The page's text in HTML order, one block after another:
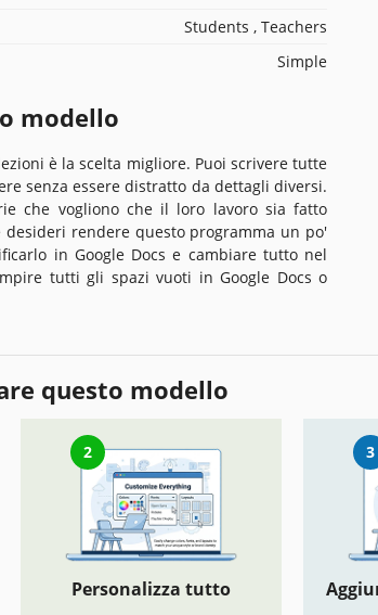
Students , Teachers
Simple
modello
è la scelta migliore. Puoi scrivere tutte
senza essere distratto da dettagli diversi.
che vogliono che il loro lavoro sia fatto
rendere questo programma un po'
in Google Docs e cambiare tutto nel
tutti gli spazi vuoti in Google Docs o
questo modello
2
Personalizza tutto
3